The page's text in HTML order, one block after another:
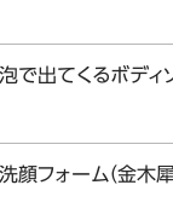
出てくるボディソ
フォーム（金木犀